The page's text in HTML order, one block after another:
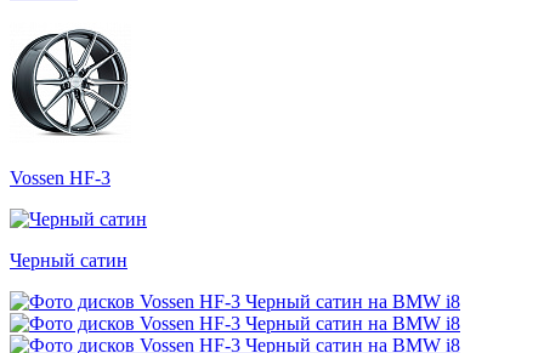
Vossen HF-3
Черный сатин